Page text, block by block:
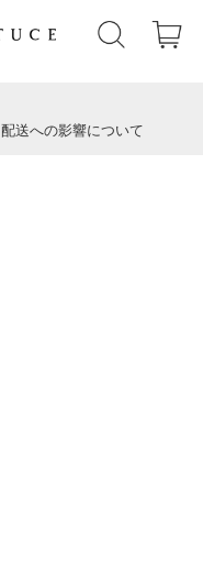
送への影響について